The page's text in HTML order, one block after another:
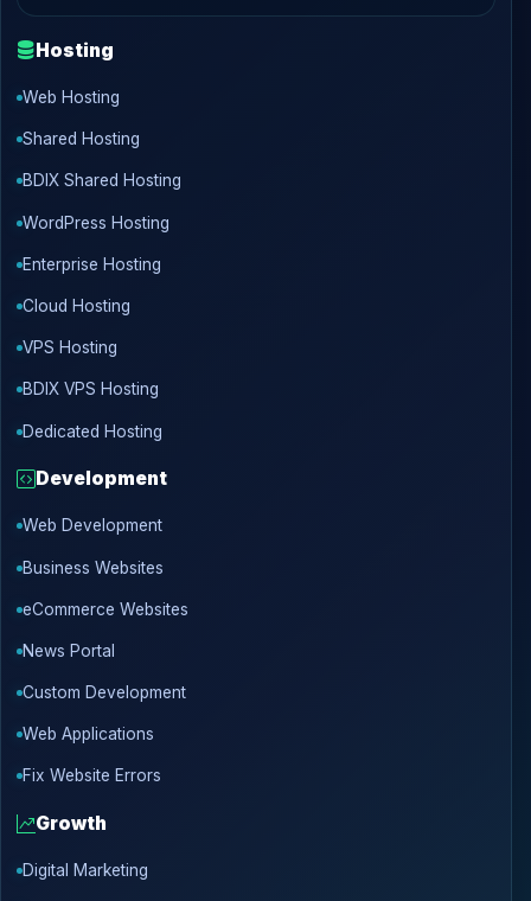
Hosting
Web Hosting
Shared Hosting
BDIX Shared Hosting
WordPress Hosting
Enterprise Hosting
Cloud Hosting
VPS Hosting
BDIX VPS Hosting
Dedicated Hosting
Development
Web Development
Business Websites
eCommerce Websites
News Portal
Custom Development
Web Applications
Fix Website Errors
Growth
Digital Marketing